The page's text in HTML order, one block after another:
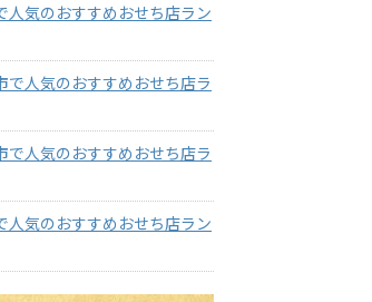
人気のおすすめおせち店ラン
で人気のおすすめおせち店ラ
で人気のおすすめおせち店ラ
人気のおすすめおせち店ラン